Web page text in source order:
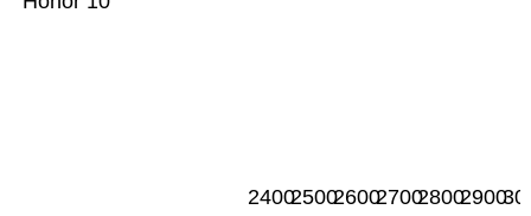
240025002600270028002900